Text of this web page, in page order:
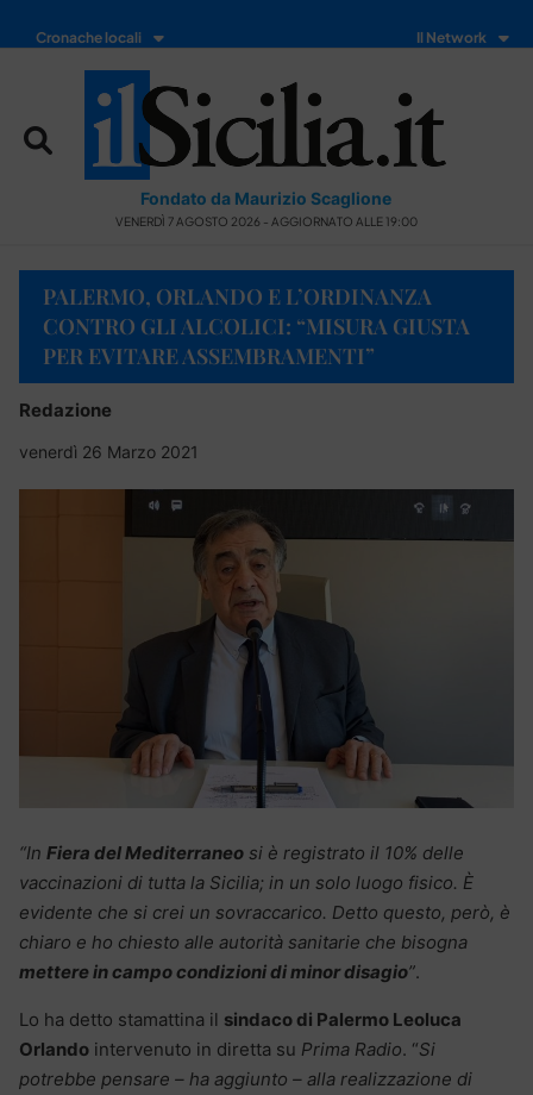
Cronache locali Il Network
Fondato da Maurizio Scaglione
VENERDÌ 7 AGOSTO 2026 - AGGIORNATO ALLE 19:00
PALERMO, ORLANDO E L’ORDINANZA
CONTRO GLI ALCOLICI: “MISURA GIUSTA
PER EVITARE ASSEMBRAMENTI”
Redazione
venerdì 26 Marzo 2021
“In Fiera del Mediterraneo si è registrato il 10% delle
vaccinazioni di tutta la Sicilia; in un solo luogo fisico. È
evidente che si crei un sovraccarico. Detto questo, però, è
chiaro e ho chiesto alle autorità sanitarie che bisogna
mettere in campo condizioni di minor disagio”.
Lo ha detto stamattina il sindaco di Palermo Leoluca
Orlando intervenuto in diretta su Prima Radio. “Si
potrebbe pensare – ha aggiunto – alla realizzazione di